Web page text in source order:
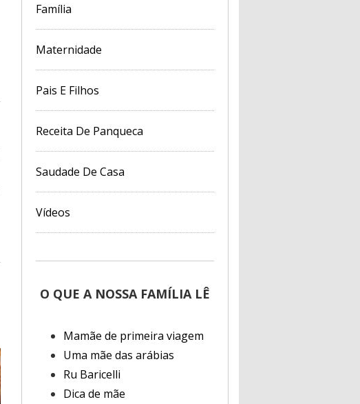
Família
Maternidade
Pais E Filhos
Receita De Panqueca
Saudade De Casa
Vídeos
O QUE A NOSSA FAMÍLIA LÊ
Mamãe de primeira viagem
Uma mãe das arábias
Ru Baricelli
Dica de mãe